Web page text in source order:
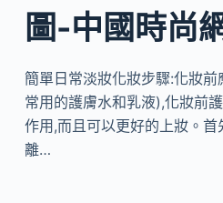
圖-中國時尚
簡單日常淡妝化妝步驟:化妝
常用的護膚水和乳液),化妝前
作用,而且可以更好的上妝。
離…